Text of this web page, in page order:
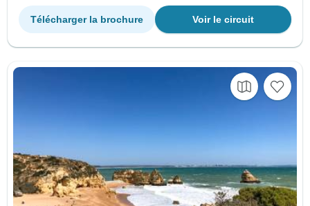
Voir le circuit
Télécharger la brochure